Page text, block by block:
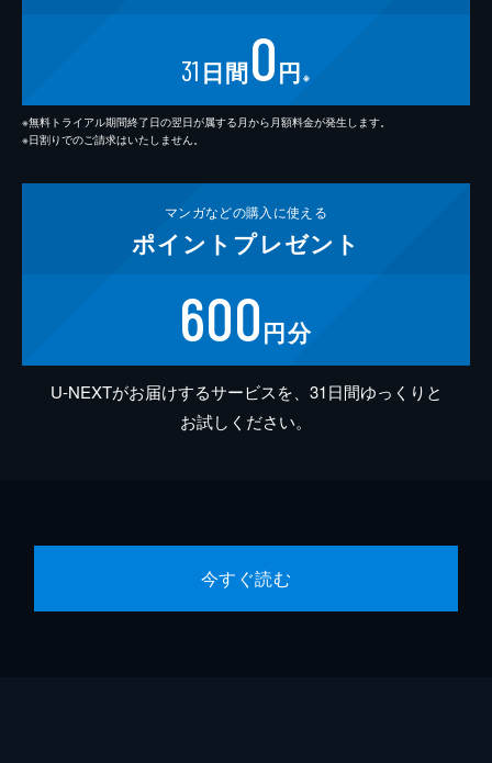
31 日間0円 ※
※無料トライアル期間終了日の翌日が属する月から月額料金が発生します。
※日割りでのご請求はいたしません。
マンガなどの購入に使える
ポイント プレゼント
600円分
U-NEXTがお届けするサービスを、31日間ゆっくりと
お試しください。
今すぐ読む